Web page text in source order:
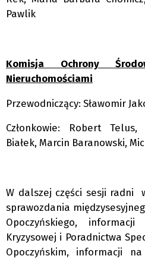
Pawlik
Komisja Ochrony
Nieruchomościami
Przewodniczący: Sławomir
Członkowie: Robert Telus,
Białek, Marcin Baranowski,
W dalszej części sesji radni
sprawozdania
Opoczyńskiego,
Kryzysowej i Poradnictwa
Opoczyńskim, informacji